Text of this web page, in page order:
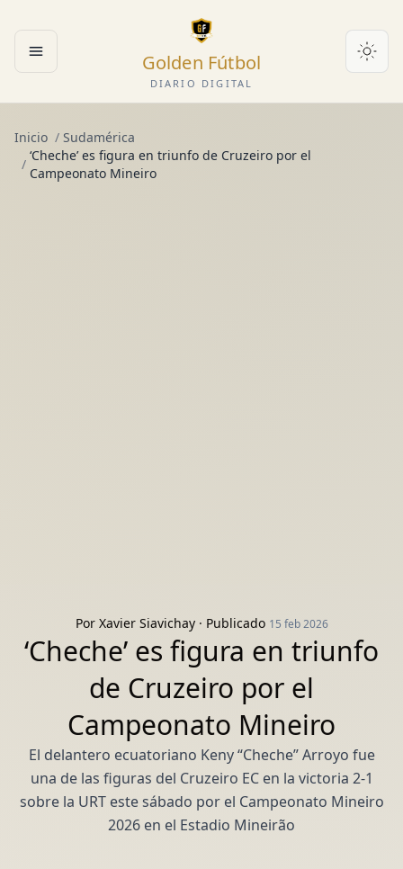
Abrir menú Golden Fútbol
DIARIO DIGITAL
Inicio / Sudamérica
/
‘Cheche’ es figura en triunfo de Cruzeiro por el
Campeonato Mineiro
Por Xavier Siavichay· Publicado 15 feb 2026
‘Cheche’ es figura en triunfo
de Cruzeiro por el
Campeonato Mineiro
El delantero ecuatoriano Keny “Cheche” Arroyo fue
una de las figuras del Cruzeiro EC en la victoria 2-1
sobre la URT este sábado por el Campeonato Mineiro
2026 en el Estadio Mineirão